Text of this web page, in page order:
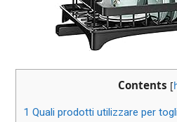
Contents [
1 Quali prodotti utilizzare per